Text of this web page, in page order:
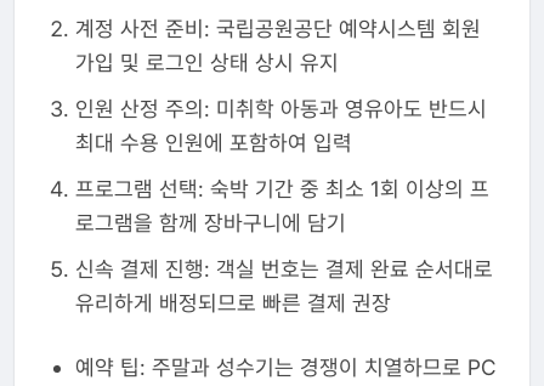
계정 사전 준비: 국립공원공단 예약시스템 회원
가입 및 로그인 상태 상시 유지
인원 산정 주의: 미취학 아동과 영유아도 반드시
최대 수용 인원에 포함하여 입력
프로그램 선택: 숙박 기간 중 최소 1회 이상의 프
로그램을 함께 장바구니에 담기
신속 결제 진행: 객실 번호는 결제 완료 순서대로
유리하게 배정되므로 빠른 결제 권장
예약 팁: 주말과 성수기는 경쟁이 치열하므로 PC